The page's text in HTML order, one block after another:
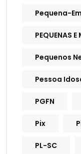
Pequena-
PEQUENAS E
Pequenos
Pessoa
PGFN
Pix
PL-SC